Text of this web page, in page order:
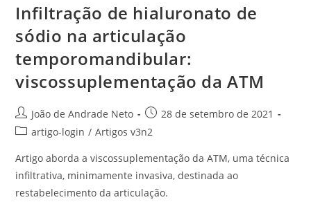
Infiltração de hialuronato de
sódio na articulação
temporomandibular:
viscossuplementação da ATM
João de Andrade Neto
28 de setembro de 2021
artigo-login / Artigos v3n2
Artigo aborda a viscossuplementação da ATM, uma técnica
infiltrativa, minimamente invasiva, destinada ao
restabelecimento da articulação.